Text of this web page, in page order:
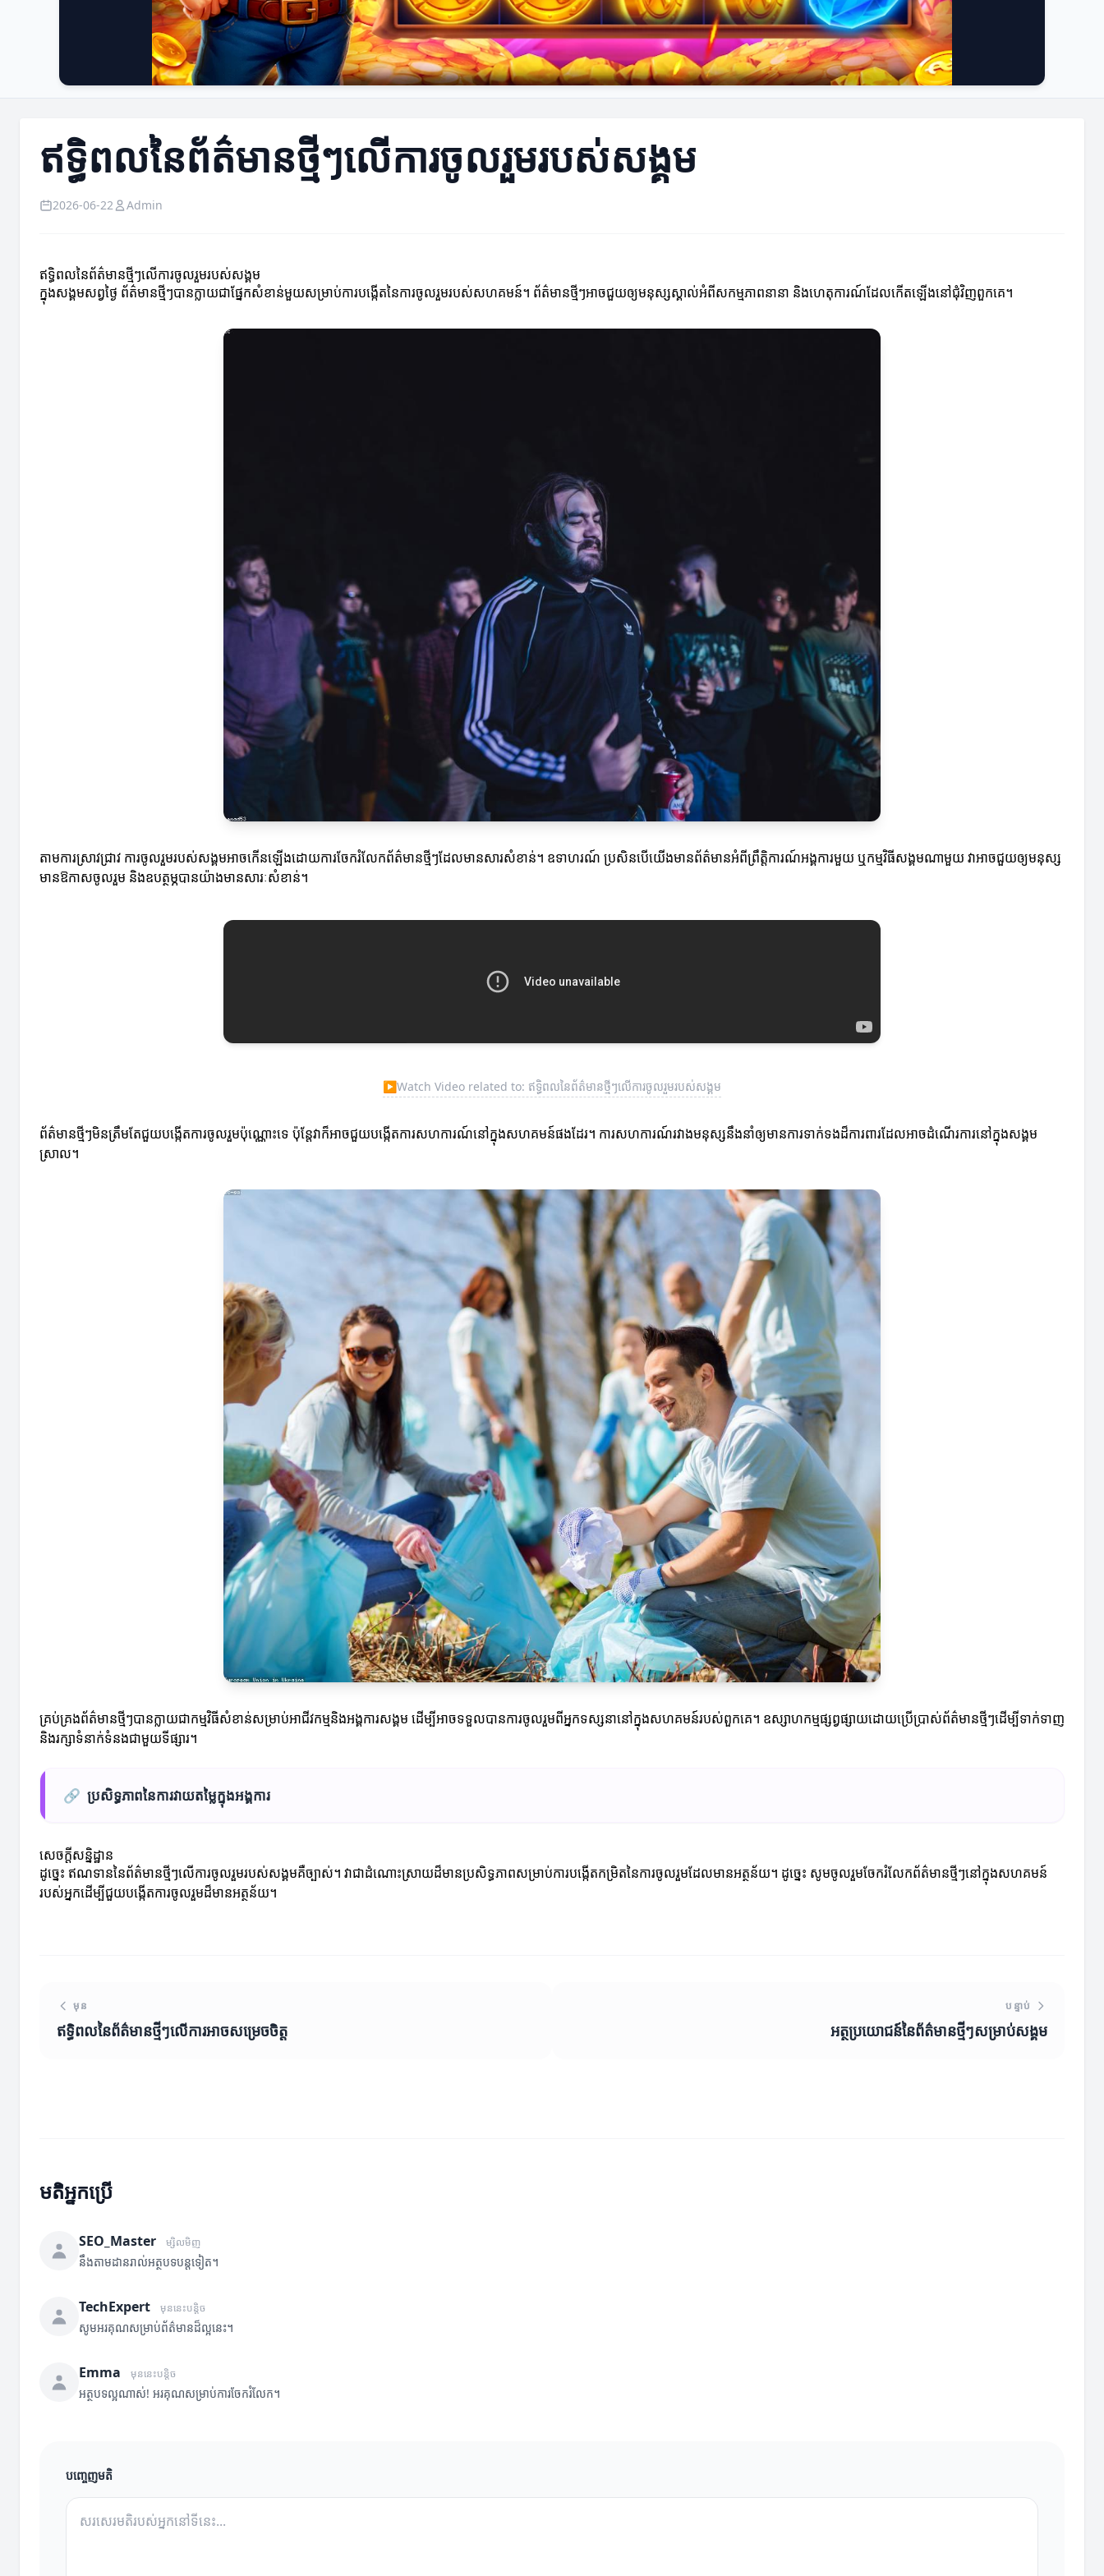
ឥទ្ធិពលនៃព័ត៌មានថ្មីៗលើការចូលរួមរបស់សង្គម
2026-06-22 Admin
ឥទ្ធិពលនៃព័ត៌មានថ្មីៗលើការចូលរួមរបស់សង្គម
ក្នុងសង្គមសព្វថ្ងៃ ព័ត៌មានថ្មីៗបានក្លាយជាផ្នែកសំខាន់មួយសម្រាប់ការបង្កើតនៃការចូលរួមរបស់សហគមន៍។ ព័ត៌មានថ្មីៗអាចជួយឲ្យមនុស្សស្គាល់អំពីសកម្មភាពនានា និងហេតុការណ៍ដែលកើតឡើងនៅជុំវិញពួកគេ។
តាមការស្រាវជ្រាវ ការចូលរួមរបស់សង្គមអាចកើនឡើងដោយការចែករំលែកព័ត៌មានថ្មីៗដែលមានសារសំខាន់។ ឧទាហរណ៍ ប្រសិនបើយើងមានព័ត៌មានអំពីព្រឹត្តិការណ៍អង្គការមួយ ឬកម្មវិធីសង្គមណាមួយ វាអាចជួយឲ្យមនុស្ស
មានឱកាសចូលរួម និងឧបត្ថម្ភបានយ៉ាងមានសារៈសំខាន់។
▶Watch Video related to: ឥទ្ធិពលនៃព័ត៌មានថ្មីៗលើការចូលរួមរបស់សង្គម
ព័ត៌មានថ្មីៗមិនត្រឹមតែជួយបង្កើតការចូលរួមប៉ុណ្ណោះទេ ប៉ុន្តែវាក៏អាចជួយបង្កើតការសហការណ៍នៅក្នុងសហគមន៍ផងដែរ។ ការសហការណ៍រវាងមនុស្សនឹងនាំឲ្យមានការទាក់ទងដ៏ការពារដែលអាចដំណើរការនៅក្នុងសង្គម
ស្រាល។
គ្រប់គ្រងព័ត៌មានថ្មីៗបានក្លាយជាកម្មវិធីសំខាន់សម្រាប់អាជីវកម្មនិងអង្គការសង្គម ដើម្បីអាចទទួលបានការចូលរួមពីអ្នកទស្សនានៅក្នុងសហគមន៍របស់ពួកគេ។ ឧស្សាហកម្មផ្សព្វផ្សាយដោយប្រើប្រាស់ព័ត៌មានថ្មីៗដើម្បីទាក់ទាញ
និងរក្សាទំនាក់ទំនងជាមួយទីផ្សារ។
🔗 ប្រសិទ្ធភាពនៃការវាយតម្លៃក្នុងអង្គការ
សេចក្តីសន្និដ្ឋាន
ដូច្នេះ ឥណទាននៃព័ត៌មានថ្មីៗលើការចូលរួមរបស់សង្គមគឺច្បាស់។ វាជាដំណោះស្រាយដ៏មានប្រសិទ្ធភាពសម្រាប់ការបង្កើតកម្រិតនៃការចូលរួមដែលមានអត្ថន័យ។ ដូច្នេះ សូមចូលរួមចែករំលែកព័ត៌មានថ្មីៗនៅក្នុងសហគមន៍
របស់អ្នកដើម្បីជួយបង្កើតការចូលរួមដ៏មានអត្ថន័យ។
មុន
ឥទ្ធិពលនៃព័ត៌មានថ្មីៗលើការអាចសម្រេចចិត្ត
បន្ទាប់
អត្ថប្រយោជន៍នៃព័ត៌មានថ្មីៗសម្រាប់សង្គម
មតិអ្នកប្រើ
SEO_Master ម្សិលមិញ
នឹងតាមដានរាល់អត្ថបទបន្តទៀត។
TechExpert មុននេះបន្តិច
សូមអរគុណសម្រាប់ព័ត៌មានដ៏ល្អនេះ។
Emma មុននេះបន្តិច
អត្ថបទល្អណាស់! អរគុណសម្រាប់ការចែករំលែក។
បញ្ចេញមតិ